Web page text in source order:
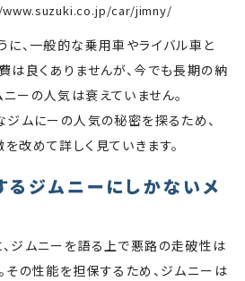
car/jimny/
に、一般的な乗用車やライバル車と
は良くありませんが、今でも長期の納
ーの人気は衰えていません。
ジムにーの人気の秘密を探るため、
改めて詳しく見ていきます。
ジムニーにしかないメ
ジムニーを語る上で悪路の走破性は
その性能を担保するため、ジムニーは